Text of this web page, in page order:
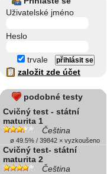
Uživatelské jméno
Heslo
trvale
založit zde účet
podobné testy
Cvičný test - státní
maturita 1
Čeština
ø 49.5% / 39842 × vyzkoušeno
Cvičný test- státní
maturita 2
Čeština